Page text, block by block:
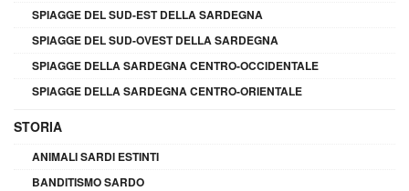
SPIAGGE DEL SUD-EST DELLA SARDEGNA
SPIAGGE DEL SUD-OVEST DELLA SARDEGNA
SPIAGGE DELLA SARDEGNA CENTRO-OCCIDENTALE
SPIAGGE DELLA SARDEGNA CENTRO-ORIENTALE
STORIA
ANIMALI SARDI ESTINTI
BANDITISMO SARDO